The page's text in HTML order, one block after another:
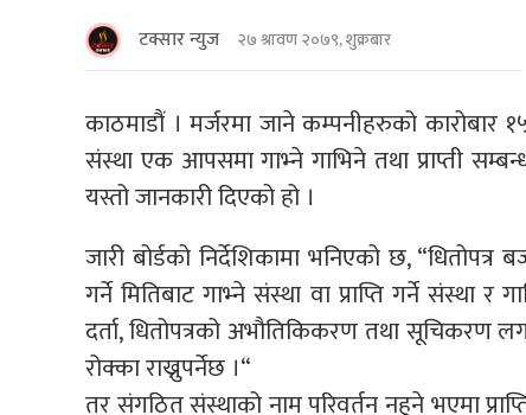
टक्सार न्युज २७ श्रावण २०७९, शुक्रबार
काठमाडौं । मर्जरमा जाने कम्पनीहरुको कारोबार
संस्था एक आपसमा गाभ्ने गाभिने तथा प्राप्ती
यस्तो जानकारी दिएको हो ।
जारी बोर्डको निर्देशिकामा भनिएको छ,
गर्ने मितिबाट गाभ्ने संस्था वा प्राप्ति गर्ने संस्था
दर्ता, धितोपत्रको अभौतिकिकरण तथा सूचिकरण
रोक्का राख्नुपर्नेछ ।“
तर संगठित संस्थाको नाम परिवर्तन नहुने भएमा